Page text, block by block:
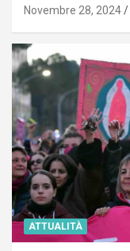
Novembre 28, 2024
ATTUALITÀ